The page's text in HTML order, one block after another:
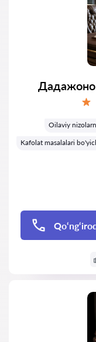
Oilaviy
Kafolat masalalari